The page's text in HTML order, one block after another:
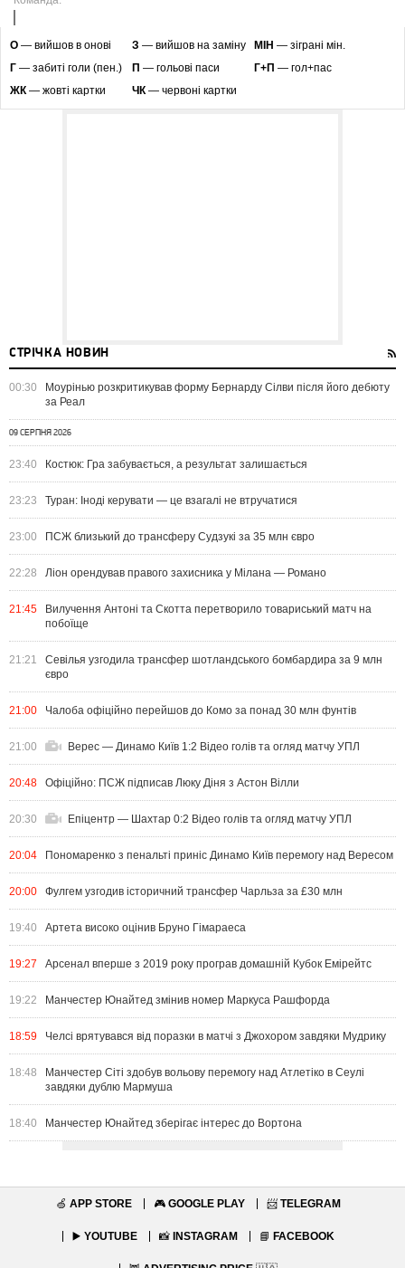
O — вийшов в онові З — вийшов на заміну МІН — зіграні мін.
Г — забиті голи (пен.) П — гольові паси Г+П — гол+пас
ЖК— жовті картки ЧК— червоні картки
СТРІЧКА НОВИН
00:30
Моурінью розкритикував форму Бернарду Сілви після його дебюту
за Реал
09 СЕРПНЯ 2026
23:40 Костюк: Гра забувається, а результат залишається
23:23 Туран: Іноді керувати — це взагалі не втручатися
23:00 ПСЖ близький до трансферу Судзукі за 35 млн євро
22:28 Ліон орендував правого захисника у Мілана — Романо
21:45
Вилучення Антоні та Скотта перетворило товариський матч на
побоїще
21:21
Севілья узгодила трансфер шотландського бомбардира за 9 млн
євро
21:00 Чалоба офіційно перейшов до Комо за понад 30 млн фунтів
21:00 Верес — Динамо Київ 1:2 Відео голів та огляд матчу УПЛ
20:48 Офіційно: ПСЖ підписав Люку Діня з Астон Вілли
20:30 Епіцентр — Шахтар 0:2 Відео голів та огляд матчу УПЛ
20:04 Пономаренко з пенальті приніс Динамо Київ перемогу над Вересом
20:00 Фулгем узгодив історичний трансфер Чарльза за £30 млн
19:40 Артета високо оцінив Бруно Гімараеса
19:27 Арсенал вперше з 2019 року програв домашній Кубок Емірейтс
19:22 Манчестер Юнайтед змінив номер Маркуса Рашфорда
18:59 Челсі врятувався від поразки в матчі з Джохором завдяки Мудрику
18:48
Манчестер Сіті здобув вольову перемогу над Атлетіко в Сеулі
завдяки дублю Мармуша
18:40 Манчестер Юнайтед зберігає інтерес до Вортона
🍏 APP STORE 🎮 GOOGLE PLAY 📨 TELEGRAM
▶️ YOUTUBE 📸 INSTAGRAM 📘 FACEBOOK